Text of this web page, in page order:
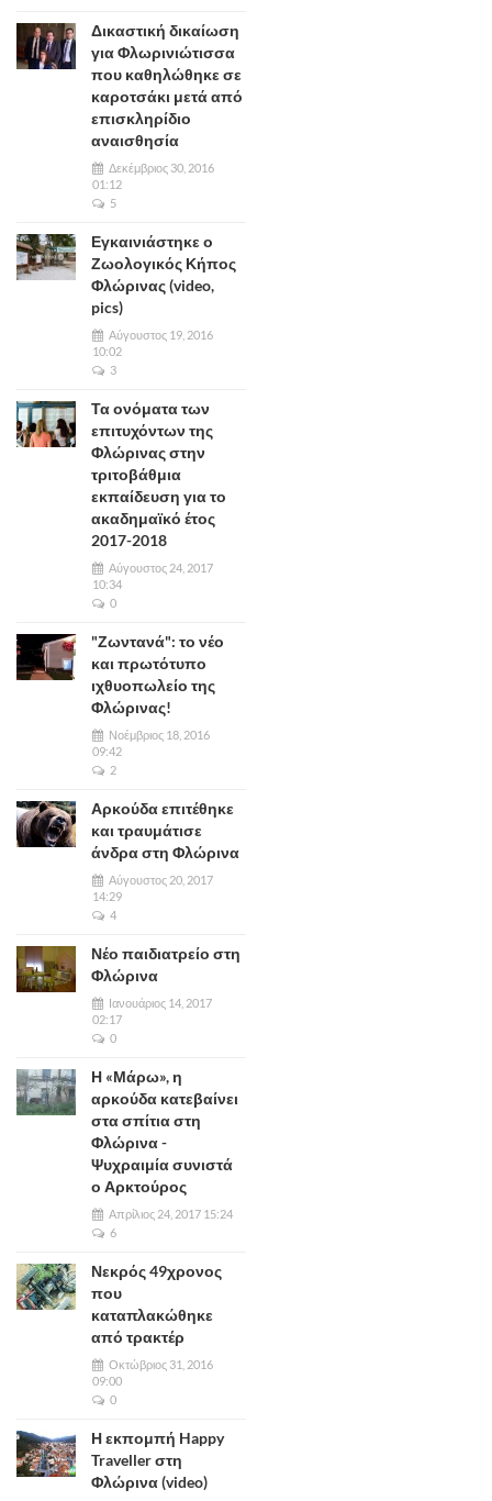
Δικαστική δικαίωση
για Φλωρινιώτισσα
που καθηλώθηκε σε
καροτσάκι μετά από
επισκληρίδιο
αναισθησία
Δεκέμβριος 30, 2016
01:12
5
Εγκαινιάστηκε ο
Ζωολογικός Κήπος
Φλώρινας (video,
pics)
Αύγουστος 19, 2016
10:02
3
Τα ονόματα των
επιτυχόντων της
Φλώρινας στην
τριτοβάθμια
εκπαίδευση για το
ακαδημαϊκό έτος
2017-2018
Αύγουστος 24, 2017
10:34
0
"Ζωντανά": το νέο
και πρωτότυπο
ιχθυοπωλείο της
Φλώρινας!
Νοέμβριος 18, 2016
09:42
2
Αρκούδα επιτέθηκε
και τραυμάτισε
άνδρα στη Φλώρινα
Αύγουστος 20, 2017
14:29
4
Νέο παιδιατρείο στη
Φλώρινα
Ιανουάριος 14, 2017
02:17
0
Η «Μάρω», η
αρκούδα κατεβαίνει
στα σπίτια στη
Φλώρινα -
Ψυχραιμία συνιστά
ο Αρκτούρος
Απρίλιος 24, 2017 15:24
6
Νεκρός 49χρονος
που
καταπλακώθηκε
από τρακτέρ
Οκτώβριος 31, 2016
09:00
0
Η εκπομπή Happy
Traveller στη
Φλώρινα (video)